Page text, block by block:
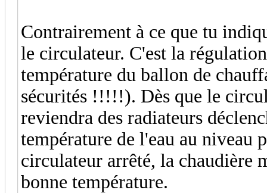
Contrairement à ce que tu
le circulateur. C'est la
température du ballon de
sécurités !!!!!). Dès que le
reviendra des radiateurs
température de l'eau au niveau
circulateur arrêté, la chaudière
bonne température.